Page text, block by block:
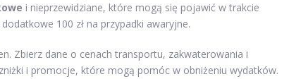
i nieprzewidziane, które mogą się pojawić w trakcie
100 zł na przypadki awaryjne.
Zbierz dane o cenach transportu, zakwaterowania i
i promocje, które mogą pomóc w obniżeniu wydatków.